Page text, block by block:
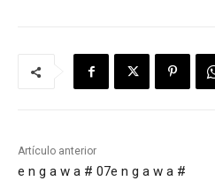
Artículo anterior
e n g a w a # 07e n g a w a #